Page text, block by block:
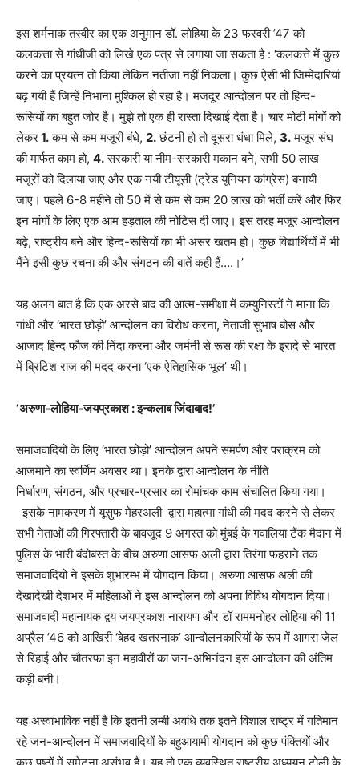
इस शर्मनाक तस्वीर का एक अनुमान डॉ. लोहिया के 23 फरवरी ’47 को
कलकत्ता से गांधीजी को लिखे एक पत्र से लगाया जा सकता है : ‘कलकत्ते में कुछ
करने का प्रयत्न तो किया लेकिन नतीजा नहीं निकला। कुछ ऐसी भी जिम्मेदारियां
बढ़ गयी हैं जिन्हें निभाना मुश्किल हो रहा है। मजदूर आन्दोलन पर तो हिन्द-
रूसियों का बहुत जोर है। मुझे तो एक ही रास्ता दिखाई देता है। चार मोटी मांगों को
लेकर1.कम से कम मजूरी बंधे, 2.छंटनी हो तो दूसरा धंधा मिले, 3.मजूर संघ
की मार्फत काम हो, 4.सरकारी या नीम-सरकारी मकान बने, सभी 50 लाख
मजूरों को दिलाया जाए और एक नयी टीयूसी (ट्रेड यूनियन कांग्रेस) बनायी
जाए। पहले 6-8 महीने तो 50 में से कम से कम 20 लाख को भर्ती करें और फिर
इन मांगों के लिए एक आम हड़ताल की नोटिस दी जाए। इस तरह मजूर आन्दोलन
बढ़े, राष्ट्रीय बने और हिन्द-रूसियों का भी असर खतम हो। कुछ विद्यार्थियों में भी
मैंने इसी कुछ रचना की और संगठन की बातें कही हैं….।’
यह अलग बात है कि एक अरसे बाद की आत्म-समीक्षा में कम्युनिस्टों ने माना कि
गांधी और ‘भारत छोड़ो’ आन्दोलन का विरोध करना, नेताजी सुभाष बोस और
आजाद हिन्द फौज की निंदा करना और जर्मनी से रूस की रक्षा के इरादे से भारत
में ब्रिटिश राज की मदद करना ‘एक ऐतिहासिक भूल’ थी।
‘अरुणा-लोहिया-जयप्रकाश : इन्कलाब जिंदाबाद!’
समाजवादियों के लिए ‘भारत छोड़ो’ आन्दोलन अपने समर्पण और पराक्रम को
आजमाने का स्वर्णिम अवसर था। इनके द्वारा आन्दोलन के नीति
निर्धारण, संगठन, और प्रचार-प्रसार का रोमांचक काम संचालित किया गया।
इसके नामकरण में यूसुफ मेहरअली द्वारा महात्मा गांधी की मदद करने से लेकर
सभी नेताओं की गिरफ्तारी के बावजूद 9 अगस्त को मुंबई के गवालिया टैंक मैदान में
पुलिस के भारी बंदोबस्त के बीच अरुणा आसफ अली द्वारा तिरंगा फहराने तक
समाजवादियों ने इसके शुभारम्भ में योगदान किया। अरुणा आसफ अली की
देखादेखी देशभर में महिलाओं ने इस आन्दोलन को अपना विविध योगदान दिया।
समाजवादी महानायक द्वय जयप्रकाश नारायण और डॉ राममनोहर लोहिया की 11
अप्रैल ’46 को आखिरी ‘बेहद खतरनाक’ आन्दोलनकारियों के रूप में आगरा जेल
से रिहाई और चौतरफा इन महावीरों का जन-अभिनंदन इस आन्दोलन की अंतिम
कड़ी बनी।
यह अस्वाभाविक नहीं है कि इतनी लम्बी अवधि तक इतने विशाल राष्ट्र में गतिमान
रहे जन-आन्दोलन में समाजवादियों के बहुआयामी योगदान को कुछ पंक्तियों और